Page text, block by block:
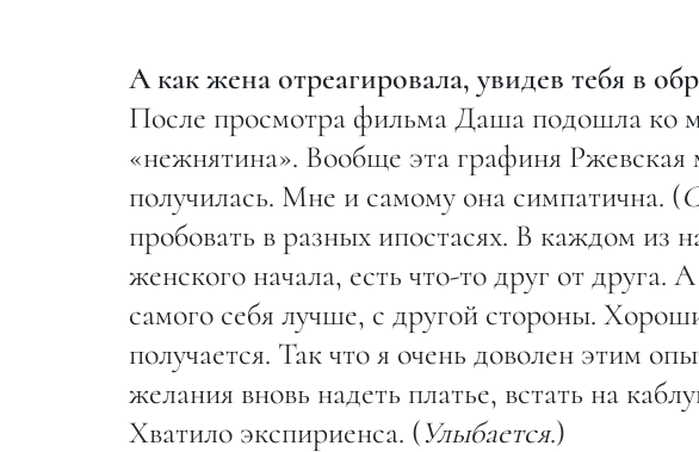
А как жена отреагировала, увидев тебя в
После просмотра фильма Даша подошла ко
«нежнятина». Вообще эта графиня
получилась. Мне и самому она симпатична. (
пробовать в разных ипостасях. В каждом из
женского начала, есть что-то друг от друга.
самого себя лучше, с другой стороны.
получается. Так что я очень доволен этим
желания вновь надеть платье, встать на
Хватило экспириенса. (Улыбается.)